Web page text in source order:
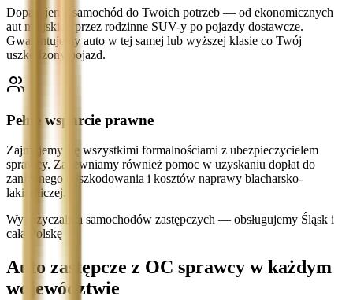
Dopasujemy samochód do Twoich potrzeb — od ekonomicznych
aut miejskich przez rodzinne SUV-y po pojazdy dostawcze.
Gwarantujemy auto w tej samej lub wyższej klasie co Twój
uszkodzony pojazd.
Pełne wsparcie prawne
Zajmujemy się wszystkimi formalnościami z ubezpieczycielem
sprawcy. Zapewniamy również pomoc w uzyskaniu dopłat do
zaniżonego odszkodowania i kosztów naprawy blacharsko-
lakierniczej.
Wypożyczalnia samochodów zastępczych — obsługujemy Śląsk i
całą Polskę
Auto zastępcze z OC sprawcy w każdym
województwie